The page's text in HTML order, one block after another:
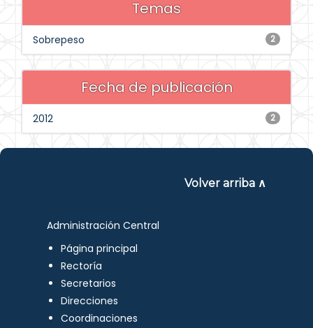
Temas
2
Sobrepeso
Fecha de publicación
2
2012
Volver arriba ∧
Administración Central
Página principal
Rectoría
Secretarios
Direcciones
Coordinaciones